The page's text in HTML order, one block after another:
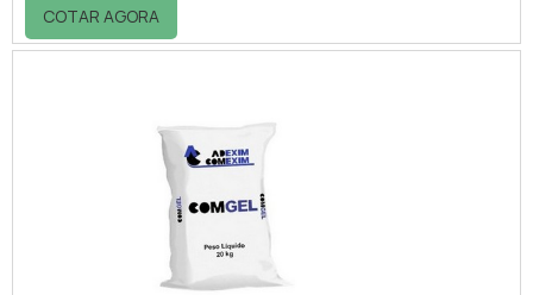
o armazenamento ou transporte de gêneros
que, para se manterem em bom estado de
geralmente abaixo de 0ºC.Como o plástico
comum não resiste a tais condições, a
matéria prima utilizada na caixa, é o
polietileno de média ou alta densidade,
virgem e atóxico, geral.
COTAR AGORA